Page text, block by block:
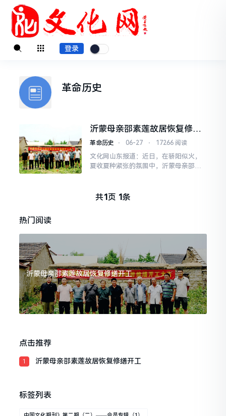
登录
革命历史
沂蒙母亲邵素莲故居恢复修缮
开工
革命历史 ⋅ 06-27 ⋅ 17266 阅读
文化网山东报道：近日，在骄阳似火，
夏收夏种紧张的氛围中，沂蒙母亲邵素
兰山区委宣传部宣讲团成员
共1页 1条
热门阅读
沂蒙母亲邵素莲故居恢复修缮开工
点击推荐
1 沂蒙母亲邵素莲故居恢复修缮开工
标签列表